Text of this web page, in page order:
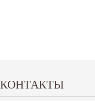
КОНТАКТЫ